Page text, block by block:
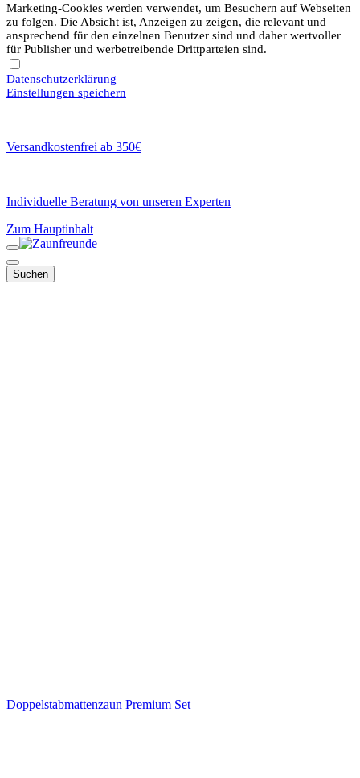
Marketing-Cookies werden verwendet, um Besuchern auf Webseiten
zu folgen. Die Absicht ist, Anzeigen zu zeigen, die relevant und
ansprechend für den einzelnen Benutzer sind und daher wertvoller
für Publisher und werbetreibende Drittparteien sind.
Datenschutzerklärung
Einstellungen speichern
Versandkostenfrei ab 350€
Individuelle Beratung von unseren Experten
Zum Hauptinhalt
Suchen
Doppelstabmattenzaun Premium Set